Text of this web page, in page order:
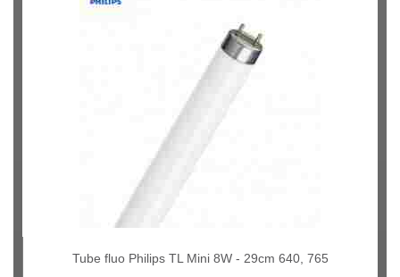
Tube fluo Philips TL Mini 8W - 29cm 640, 765